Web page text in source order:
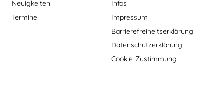
Neuigkeiten
Termine
Infos
Impressum
Barrierefreiheitserklärung
Datenschutzerklärung
Cookie-Zustimmung